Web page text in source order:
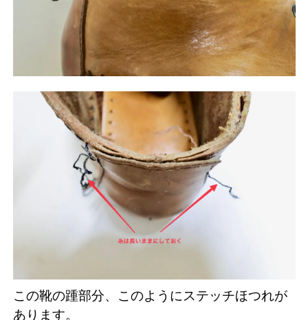
この靴の踵部分、このようにステッチほつれが
あります。